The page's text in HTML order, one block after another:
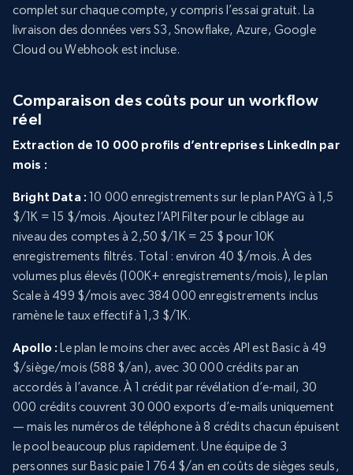
complet sur chaque compte, y compris l’essai gratuit. La
livraison des données vers S3, Snowflake, Azure, Google
Cloud ou Webhook est incluse.
Comparaison des coûts pour un workflow
réel
Extraction de 10 000 profils d’entreprises LinkedIn par
mois :
Bright Data : 10 000 enregistrements sur le plan PAYG à 1,5
$/1K = 15 $/mois. Ajoutez l’API Filter pour le ciblage au
niveau des comptes à 2,50 $/1K = 25 $ pour 10K
enregistrements filtrés. Total : environ 40 $/mois. À des
volumes plus élevés (100K+ enregistrements/mois), le plan
Scale à 499 $/mois avec 384 000 enregistrements inclus
ramène le taux effectif à 1,3 $/1K.
Apollo : Le plan le moins cher avec accès API est Basic à 49
$/siège/mois (588 $/an), avec 30 000 crédits par an
accordés à l’avance. À 1 crédit par révélation d’e-mail, 30
000 crédits couvrent 30 000 exports d’e-mails uniquement
— mais les numéros de téléphone à 8 crédits chacun épuisent
le pool beaucoup plus rapidement. Une équipe de 3
personnes sur Basic paie 1 764 $/an en coûts de sièges seuls,